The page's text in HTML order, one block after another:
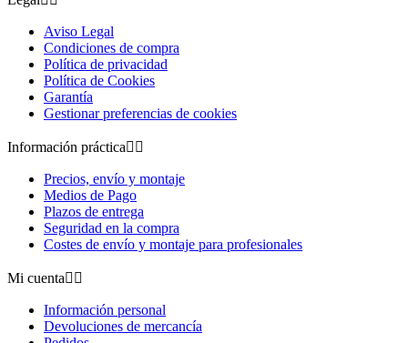
Aviso Legal
Condiciones de compra
Política de privacidad
Política de Cookies
Garantía
Gestionar preferencias de cookies
Información práctica 
Precios, envío y montaje
Medios de Pago
Plazos de entrega
Seguridad en la compra
Costes de envío y montaje para profesionales
Mi cuenta 
Información personal
Devoluciones de mercancía